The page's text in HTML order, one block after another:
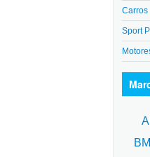
Carros
Sport